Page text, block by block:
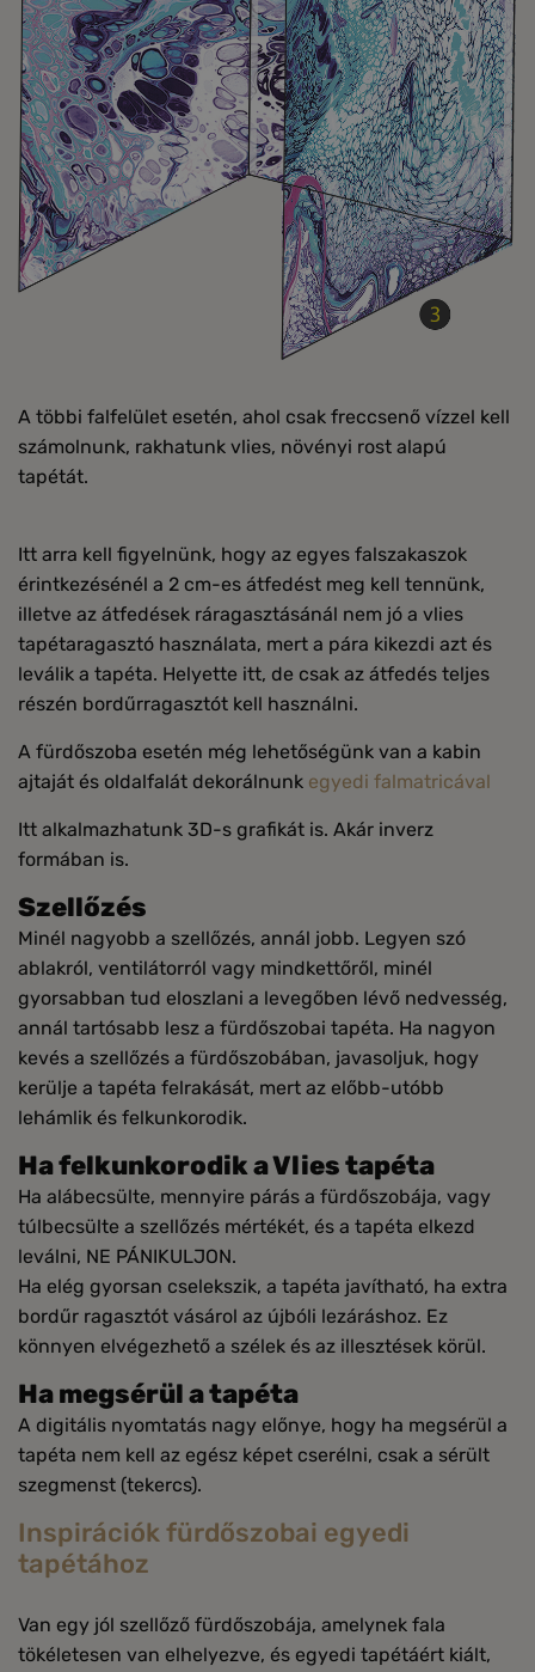
A többi falfelület esetén, ahol csak freccsenő vízzel kell
számolnunk, rakhatunk vlies, növényi rost alapú
tapétát.
Itt arra kell figyelnünk, hogy az egyes falszakaszok
érintkezésénél a 2 cm-es átfedést meg kell tennünk,
illetve az átfedések ráragasztásánál nem jó a vlies
tapétaragasztó használata, mert a pára kikezdi azt és
leválik a tapéta. Helyette itt, de csak az átfedés teljes
részén bordűrragasztót kell használni.
A fürdőszoba esetén még lehetőségünk van a kabin
ajtaját és oldalfalát dekorálnunk egyedi falmatricával
Itt alkalmazhatunk 3D-s grafikát is. Akár inverz
formában is.
Szellőzés
Minél nagyobb a szellőzés, annál jobb. Legyen szó
ablakról, ventilátorról vagy mindkettőről, minél
gyorsabban tud eloszlani a levegőben lévő nedvesség,
annál tartósabb lesz a fürdőszobai tapéta. Ha nagyon
kevés a szellőzés a fürdőszobában, javasoljuk, hogy
kerülje a tapéta felrakását, mert az előbb-utóbb
lehámlik és felkunkorodik.
Ha felkunkorodik a Vlies tapéta
Ha alábecsülte, mennyire párás a fürdőszobája, vagy
túlbecsülte a szellőzés mértékét, és a tapéta elkezd
leválni, NE PÁNIKULJON.
Ha elég gyorsan cselekszik, a tapéta javítható, ha extra
bordűr ragasztót vásárol az újbóli lezáráshoz. Ez
könnyen elvégezhető a szélek és az illesztések körül.
Ha megsérül a tapéta
A digitális nyomtatás nagy előnye, hogy ha megsérül a
tapéta nem kell az egész képet cserélni, csak a sérült
szegmenst (tekercs).
Inspirációk fürdőszobai egyedi
tapétához
Van egy jól szellőző fürdőszobája, amelynek fala
tökéletesen van elhelyezve, és egyedi tapétáért kiált,